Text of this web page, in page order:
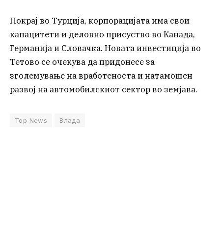
Покрај во Турција, корпорацијата има свои
капацитети и деловно присуство во Канада,
Германија и Словачка. Новата инвестиција во
Тетово се очекува да придонесе за
зголемување на вработеноста и натамошен
развој на автомобилскиот сектор во земјава.
Top News Влада